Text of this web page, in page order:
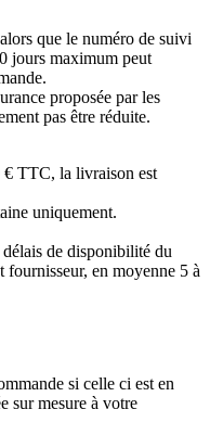
que le numéro de suivi
jours maximum peut
proposée par les
pas être réduite.
€ TTC, la livraison est
uniquement.
de disponibilité du
en moyenne 5 à
si celle ci est en
sur mesure à votre